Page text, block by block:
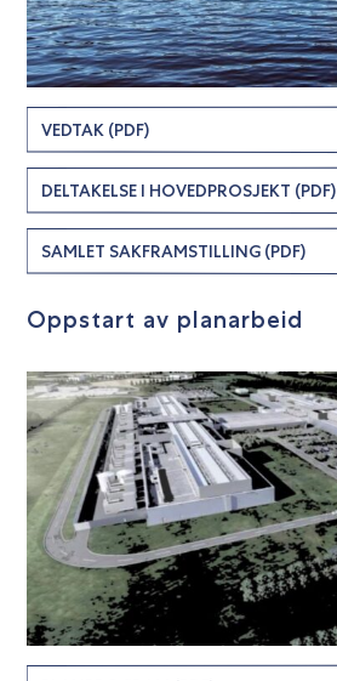
VEDTAK (PDF)
DELTAKELSE I HOVEDPROSJEKT (PDF)
SAMLET SAKFRAMSTILLING (PDF)
Oppstart av planarbeid